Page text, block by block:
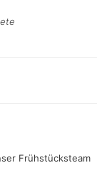
Frühstücksteam